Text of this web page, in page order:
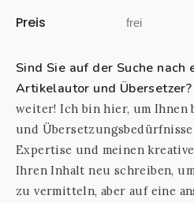
Preis frei
Sind Sie auf der Suche nach
Artikelautor und Übersetzer?
weiter! Ich bin hier, um Ihnen
und
Expertise und meinen
Ihren Inhalt neu schreiben,
zu vermitteln, aber auf eine